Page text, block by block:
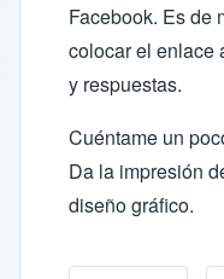
Facebook. Es de
colocar el enlace
y respuestas.
Cuéntame un
Da la impresión
diseño gráfico.